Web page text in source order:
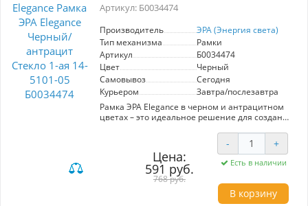
рамка не только придаст вашему пространству
функциональность. Выберите ЭРА Elegance
для создания стильного и комфортного
пространства.
Артикул: Б0034474
Производитель
ЭРА (Энергия света)
Тип механизма
Рамки
Артикул
Б0034474
Цвет
Черный
Самовывоз
Сегодня
Курьером
Завтра/послезавтра
Рамка ЭРА Elegance в черном и антрацитном
цветах – это идеальное решение для создания
Изготавливаемая из высококачественных
материалов, эта 1-ая рамка с стеклом сочетает
в себе элегантный дизайн и
функциональность. Она легко
устанавливается и идеально подходит для
использования в жилых и офисных
помещениях. Модель 14-5101-05 обеспечивает
Цена:
591 руб.
768 руб.
- +
Есть в наличии
В корзину